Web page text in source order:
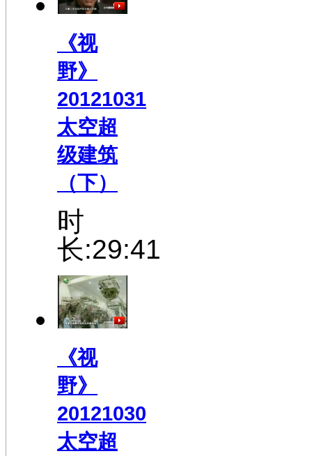
《视
野》
20121031
太空超
级建筑
（下）
时
长:29:41
《视
野》
20121030
太空超